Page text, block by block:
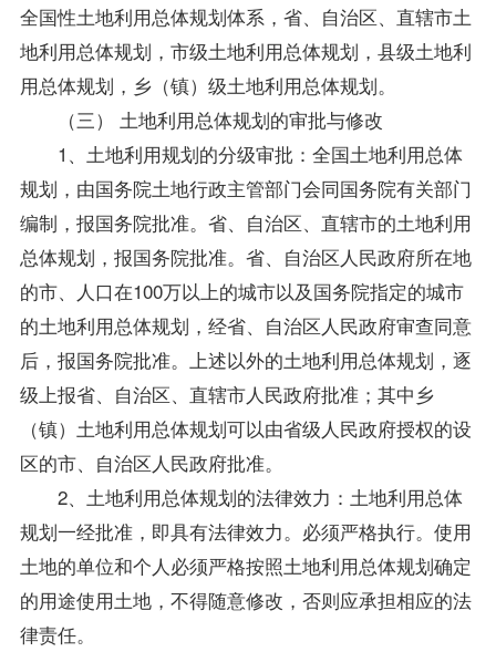
全国性土地利用总体规划体系，省、自治区、直辖市土
地利用总体规划，市级土地利用总体规划，县级土地利
用总体规划，乡（镇）级土地利用总体规划。
（三） 土地利用总体规划的审批与修改
1、土地利用规划的分级审批：全国土地利用总体
规划，由国务院土地行政主管部门会同国务院有关部门
编制，报国务院批准。省、自治区、直辖市的土地利用
总体规划，报国务院批准。省、自治区人民政府所在地
的市、人口在100万以上的城市以及国务院指定的城市
的土地利用总体规划，经省、自治区人民政府审查同意
后，报国务院批准。上述以外的土地利用总体规划，逐
级上报省、自治区、直辖市人民政府批准；其中乡
（镇）土地利用总体规划可以由省级人民政府授权的设
区的市、自治区人民政府批准。
2、土地利用总体规划的法律效力：土地利用总体
规划一经批准，即具有法律效力。必须严格执行。使用
土地的单位和个人必须严格按照土地利用总体规划确定
的用途使用土地，不得随意修改，否则应承担相应的法
律责任。